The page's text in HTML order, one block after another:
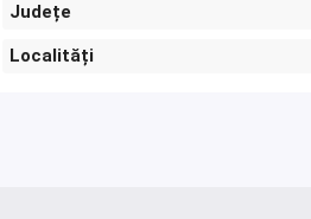
Județe
Localități